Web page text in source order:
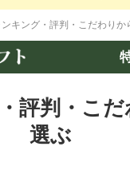
ンキング・評判・こだわりか
評判・こだ
選ぶ